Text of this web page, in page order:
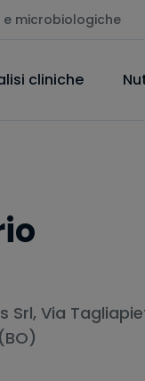
microbiologiche
cliniche
Srl, Via